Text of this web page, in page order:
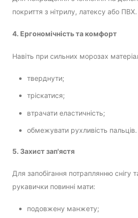
покриття з нітрилу, латексу або ПВХ.
4. Ергономічність та комфорт
Навіть при сильних морозах
тверднути;
тріскатися;
втрачати еластичність;
обмежувати рухливість пальців.
5. Захист зап'ястя
Для запобігання потраплянню снігу
рукавички повинні мати:
подовжену манжету;